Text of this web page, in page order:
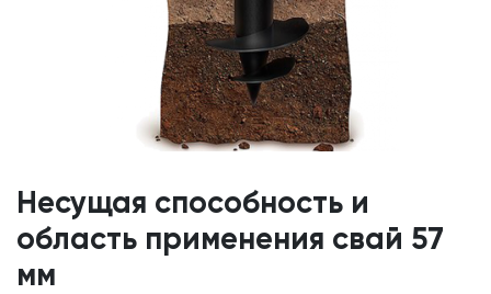
Несущая способность и
область применения свай 57
мм